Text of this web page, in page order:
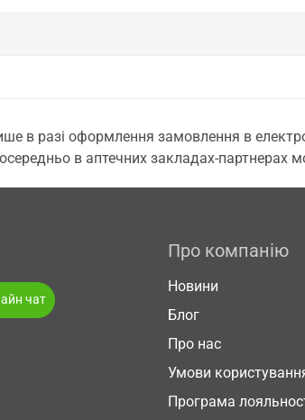
в разі оформлення замовлення в
в аптечних закладах-партнерах
чат
Про компанію
Новини
Блог
Про нас
Умови
Програма